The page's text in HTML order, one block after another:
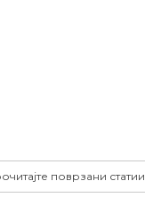
поврзани статии